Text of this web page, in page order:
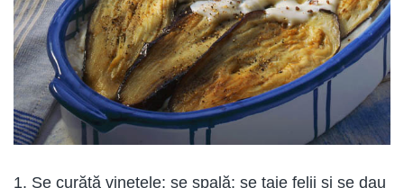
1. Se curăţă vinetele; se spală; se taie felii şi se dau